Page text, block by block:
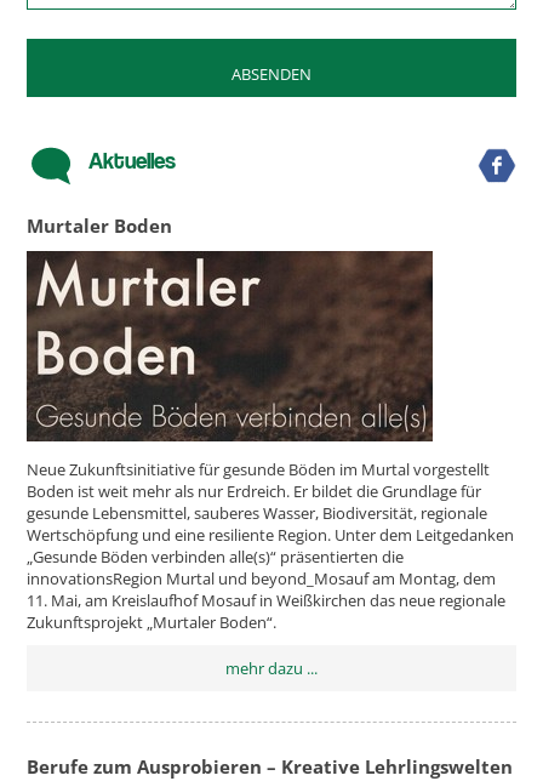
Aktuelles
Murtaler Boden
Neue Zukunftsinitiative für gesunde Böden im Murtal vorgestellt
Boden ist weit mehr als nur Erdreich. Er bildet die Grundlage für
gesunde Lebensmittel, sauberes Wasser, Biodiversität, regionale
Wertschöpfung und eine resiliente Region. Unter dem Leitgedanken
„Gesunde Böden verbinden alle(s)“ präsentierten die
innovationsRegion Murtal und beyond_Mosauf am Montag, dem
11. Mai, am Kreislaufhof Mosauf in Weißkirchen das neue regionale
Zukunftsprojekt „Murtaler Boden“.
mehr dazu ...
Berufe zum Ausprobieren – Kreative Lehrlingswelten